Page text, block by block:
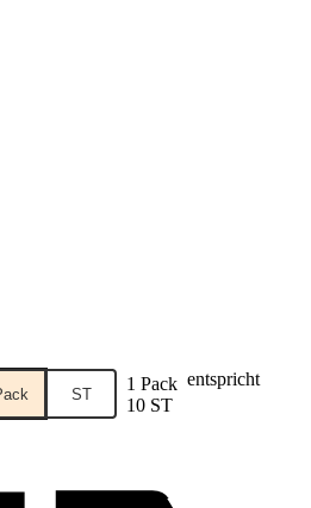
ST 1 Pack entspricht
10 ST